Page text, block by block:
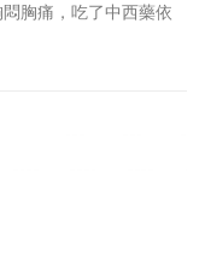
胸痛，吃了中西藥依